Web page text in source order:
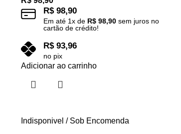
R$98,90
Em até 1x de R$ 98,90 sem juros no
cartão de crédito!
R$93,96
no pix
Adicionar ao carrinho
Indisponivel / Sob Encomenda